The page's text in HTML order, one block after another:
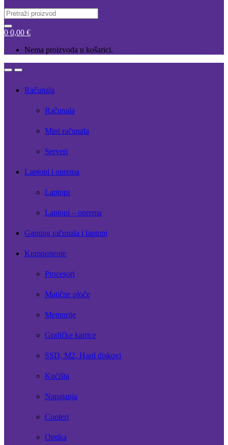
Search
for:
0 0,00 €
Nema proizvoda u košarici.
OpenClose
Računala
Računala
Mini računala
Serveri
Laptopi i oprema
Laptopi
Laptopi – oprema
Gaming računala i laptopi
Komponente
Procesori
Matične ploče
Memorije
Grafičke kartice
SSD, M2, Hard diskovi
Kućišta
Napajanja
Cooleri
Optika